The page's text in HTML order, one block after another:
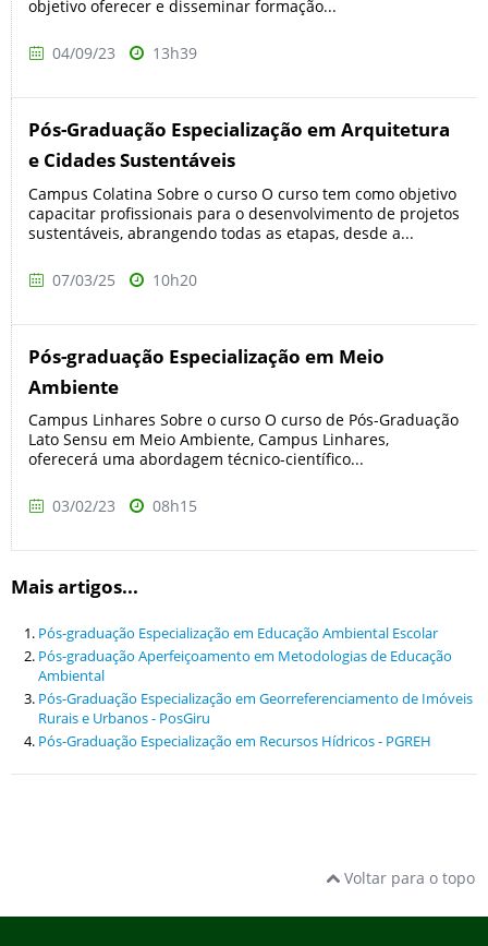
objetivo oferecer e disseminar formação...
04/09/23 13h39
Pós-Graduação Especialização em Arquitetura
e Cidades Sustentáveis
Campus Colatina Sobre o curso O curso tem como objetivo
capacitar profissionais para o desenvolvimento de projetos
sustentáveis, abrangendo todas as etapas, desde a...
07/03/25 10h20
Pós-graduação Especialização em Meio
Ambiente
Campus Linhares Sobre o curso O curso de Pós-Graduação
Lato Sensu em Meio Ambiente, Campus Linhares,
oferecerá uma abordagem técnico-científico...
03/02/23 08h15
Mais artigos...
Pós-graduação Especialização em Educação Ambiental Escolar
Pós-graduação Aperfeiçoamento em Metodologias de Educação
Ambiental
Pós-Graduação Especialização em Georreferenciamento de Imóveis
Rurais e Urbanos - PosGiru
Pós-Graduação Especialização em Recursos Hídricos - PGREH
Voltar para o topo